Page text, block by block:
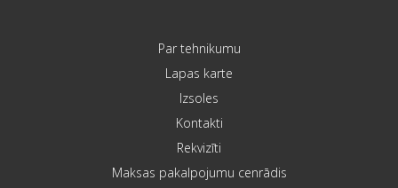
Par tehnikumu
Lapas karte
Izsoles
Kontakti
Rekvizīti
Maksas pakalpojumu cenrādis